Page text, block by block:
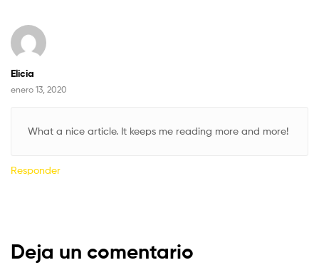
Elicia
enero 13, 2020
What a nice article. It keeps me reading more and more!
Responder
Deja un comentario